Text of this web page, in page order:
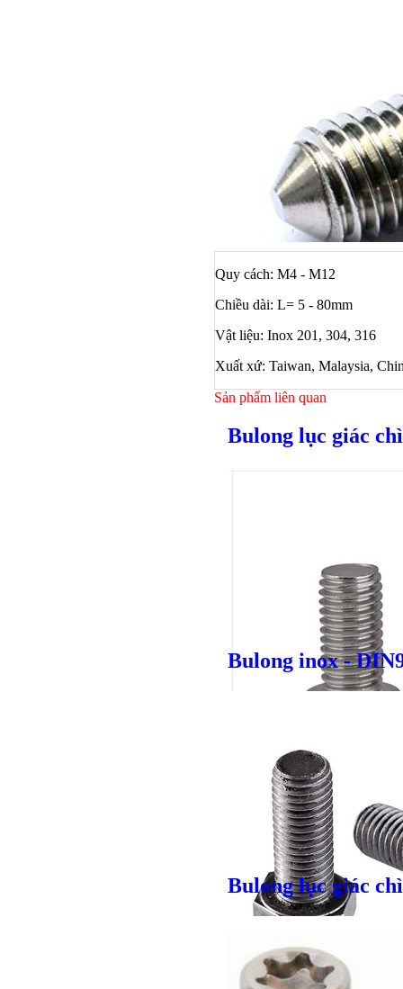
Bulong
Quy cách: M4 - M12
Chiều dài: L= 5 - 80mm
Vật liệu: Inox 201, 304, 316
Xuất xứ: Taiwan, Malaysia,
Sản phẩm liên quan
Bulong lục giác
Giá bánVND
Bulong inox -
Bulong lục giác